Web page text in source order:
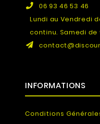
06 93 46 53 46
Lundi au Vendredi
continu. Samedi de
INFORMATIONS
Conditions